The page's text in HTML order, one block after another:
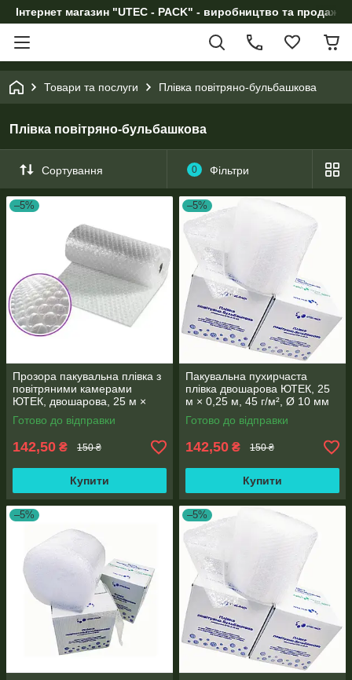
Інтернет магазин "UTEC - PACK" - виробництво та продаж
Товари та послуги Плівка повітряно-бульбашкова
Плівка повітряно-бульбашкова
Сортування 0 Фільтри
–5%
Прозора пакувальна плівка з
повітряними камерами
ЮТЕК, двошарова, 25 м ×
0,25 м, 45 г/м², Ø 10 мм
Готово до відправки
142,50 ₴ 150 ₴
Купити
–5%
Пакувальна пухирчаста
плівка двошарова ЮТЕК, 25
м × 0,25 м, 45 г/м², Ø 10 мм
Готово до відправки
142,50 ₴ 150 ₴
Купити
–5% –5%